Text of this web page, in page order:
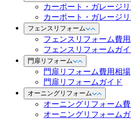
カーポート・ガレージ
カーポート・ガレージ
フェンスリフォーム
フェンスリフォーム費
フェンスリフォームガ
門扉リフォーム
門扉リフォーム費用相場
門扉リフォームガイド
オーニングリフォーム
オーニングリフォーム
オーニングリフォーム